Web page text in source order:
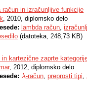
račun in izračunljive funkcije
, 2010, diplomsko delo
lambda račun,
(datoteka, 248,73 KB)
in kartezične zaprte
, 2012, diplomsko delo
λ
λ-račun,preprosti tipi,